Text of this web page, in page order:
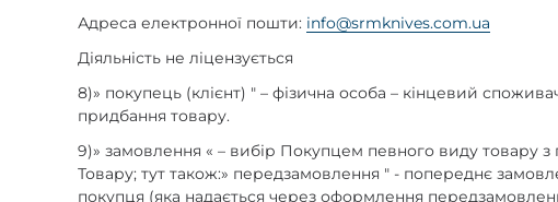
Адреса електронної пошти: info@srmknives.com.ua
Діяльність не ліцензується
8)» покупець (клієнт) "–фізична особа– кінцевий
придбання товару.
9)»замовлення«– вибір Покупцем певного виду товару з
Товару; тут також:» передзамовлення " - попереднє
покупця (яка надається через оформлення